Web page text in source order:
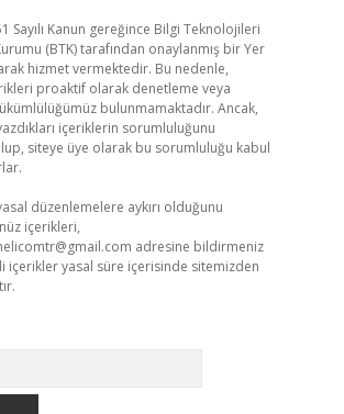
Sayılı Kanun gereğince Bilgi Teknolojileri
(BTK) tarafından onaylanmış bir Yer
hizmet vermektedir. Bu nedenle,
proaktif olarak denetleme veya
bulunmamaktadır. Ancak,
içeriklerin sorumluluğunu
siteye üye olarak bu sorumluluğu kabul
düzenlemelere aykırı olduğunu
içerikleri,
adresine bildirmeniz
içerikler yasal süre içerisinde sitemizden